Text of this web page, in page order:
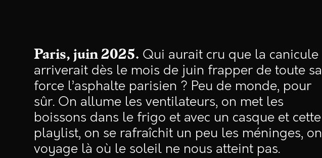
Paris, juin 2025. Qui aurait cru que la canicule
arriverait dès le mois de juin frapper de toute sa
force l’asphalte parisien ? Peu de monde, pour
sûr. On allume les ventilateurs, on met les
boissons dans le frigo et avec un casque et cette
playlist, on se rafraîchit un peu les méninges, on
voyage là où le soleil ne nous atteint pas.